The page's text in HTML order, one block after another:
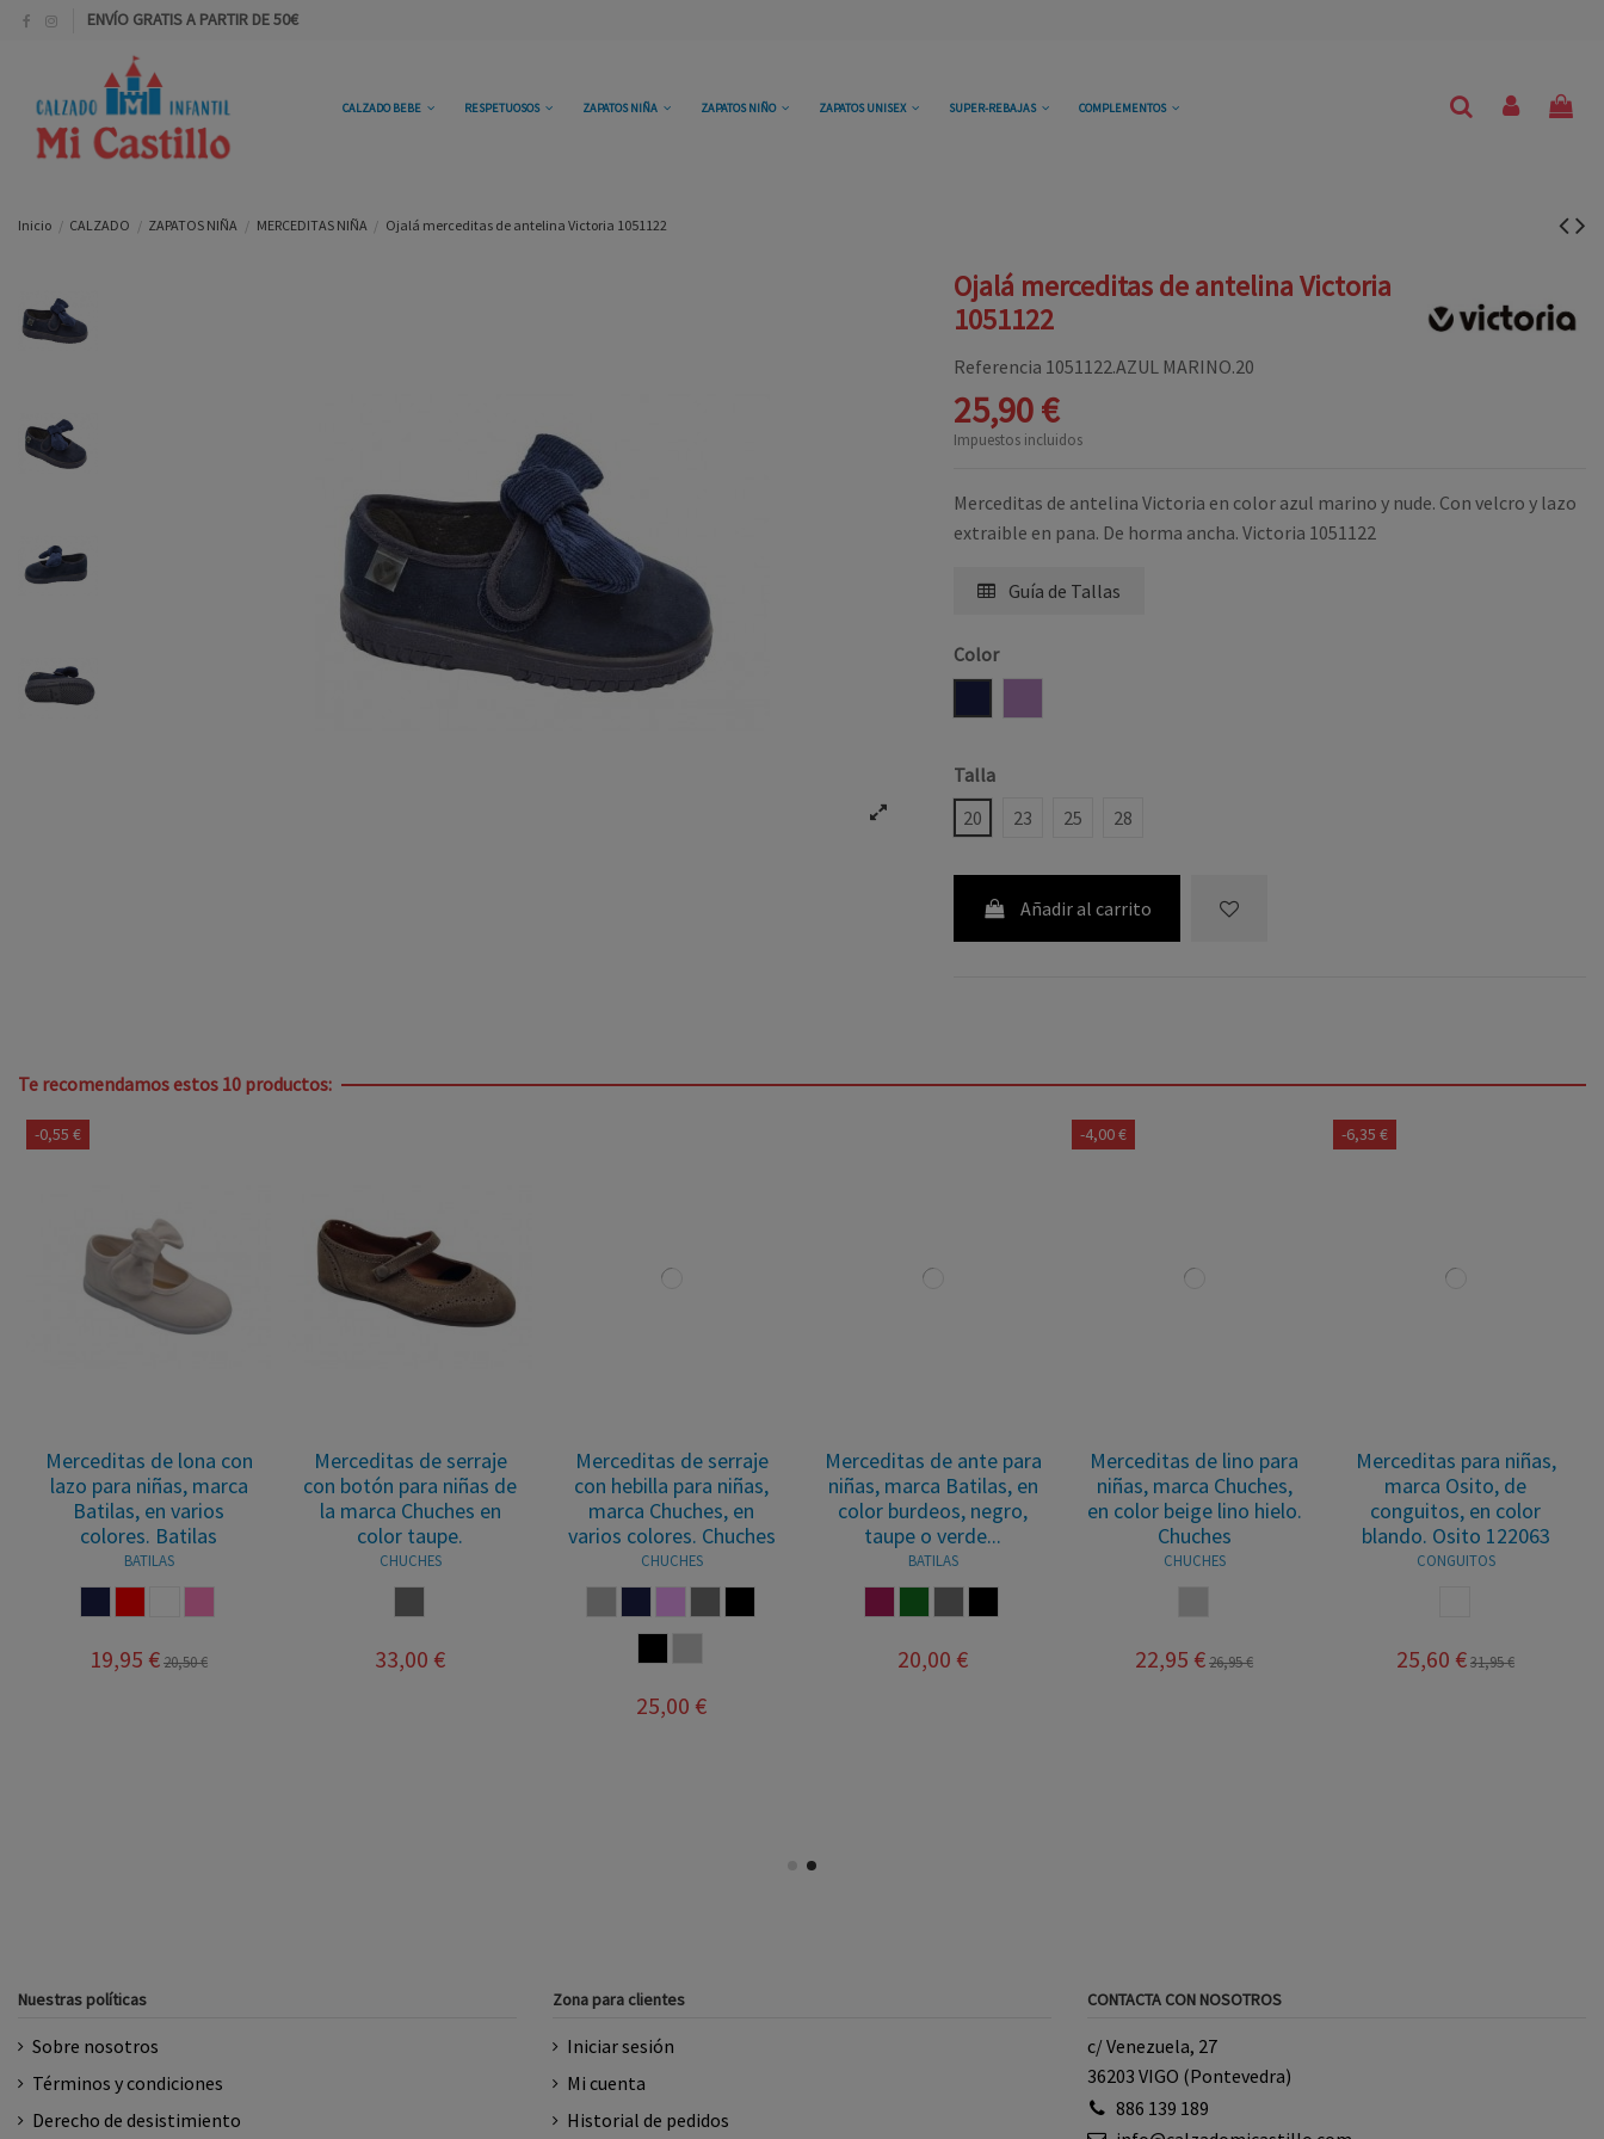
ENVÍO GRATIS A PARTIR DE 50€
CALZADO BEBE RESPETUOSOS ZAPATOS NIÑA ZAPATOS NIÑO ZAPATOS UNISEX SUPER-REBAJAS COMPLEMENTOS
Inicio CALZADO ZAPATOS NIÑA MERCEDITAS NIÑA Ojalá merceditas de antelina Victoria 1051122
Ojalá merceditas de antelina Victoria
1051122
Referencia 1051122.AZUL MARINO.20
25,90 €
Impuestos incluidos
Merceditas de antelina Victoria en color azul marino y nude. Con velcro y lazo
extraible en pana. De horma ancha. Victoria 1051122
Guía de Tallas
Color
Talla
20
23 25 28
Añadir al carrito
Te recomendamos estos 10 productos:
-0,55 €
Merceditas de lona con
lazo para niñas, marca
Batilas, en varios
colores. Batilas
BATILAS
19,95 €20,50 €
Merceditas de serraje
con botón para niñas de
la marca Chuches en
color taupe.
CHUCHES
33,00 €
Merceditas de serraje
con hebilla para niñas,
marca Chuches, en
varios colores. Chuches
CHUCHES
25,00 €
Merceditas de ante para
niñas, marca Batilas, en
color burdeos, negro,
taupe o verde...
BATILAS
20,00 €
-4,00 €
Merceditas de lino para
niñas, marca Chuches,
en color beige lino hielo.
Chuches
CHUCHES
22,95 €26,95 €
-6,35 €
Merceditas para niñas,
marca Osito, de
conguitos, en color
blando. Osito 122063
CONGUITOS
25,60 €31,95 €
Nuestras políticas
Sobre nosotros
Términos y condiciones
Derecho de desistimiento
Zona para clientes
Iniciar sesión
Mi cuenta
Historial de pedidos
CONTACTA CON NOSOTROS
c/ Venezuela, 27
36203 VIGO (Pontevedra)
886 139 189